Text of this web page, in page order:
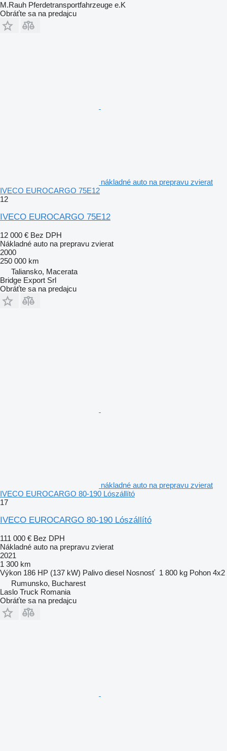
M.Rauh Pferdetransportfahrzeuge e.K
Obráťte sa na predajcu
nákladné auto na prepravu zvierat
IVECO EUROCARGO 75E12
12
IVECO EUROCARGO 75E12
12 000 € Bez DPH
Nákladné auto na prepravu zvierat
2000
250 000 km
Taliansko, Macerata
Bridge Export Srl
Obráťte sa na predajcu
nákladné auto na prepravu zvierat
IVECO EUROCARGO 80-190 Lószállító
17
IVECO EUROCARGO 80-190 Lószállító
111 000 € Bez DPH
Nákladné auto na prepravu zvierat
2021
1 300 km
Výkon 186 HP (137 kW) Palivo diesel Nosnosť 1 800 kg Pohon 4x2
Rumunsko, Bucharest
Laslo Truck Romania
Obráťte sa na predajcu